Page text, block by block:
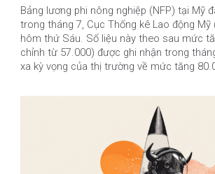
Bảng lương phi nông nghiệp (NFP) tại Mỹ
trong tháng 7, Cục Thống kê Lao động Mỹ
hôm thứ Sáu. Số liệu này theo sau mức
chỉnh từ 57.000) được ghi nhận trong
xa kỳ vọng của thị trường về mức tăng